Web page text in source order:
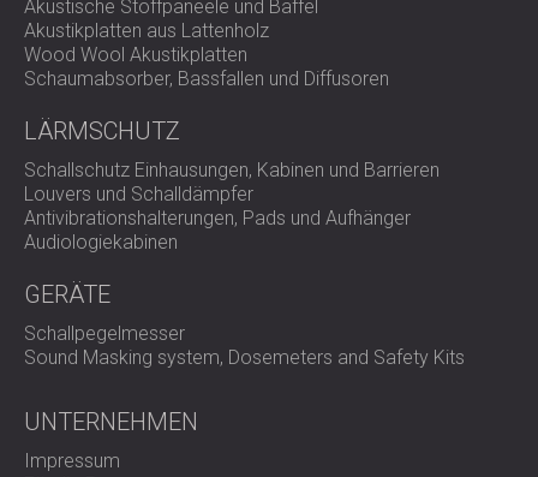
Akustische Stoffpaneele und Baffel
Akustikplatten aus Lattenholz
Wood Wool Akustikplatten
Schaumabsorber, Bassfallen und Diffusoren
LÄRMSCHUTZ
Schallschutz Einhausungen, Kabinen und Barrieren
Louvers und Schalldämpfer
Antivibrationshalterungen, Pads und Aufhänger
Audiologiekabinen
GERÄTE
Schallpegelmesser
Sound Masking system, Dosemeters and Safety Kits
UNTERNEHMEN
Impressum